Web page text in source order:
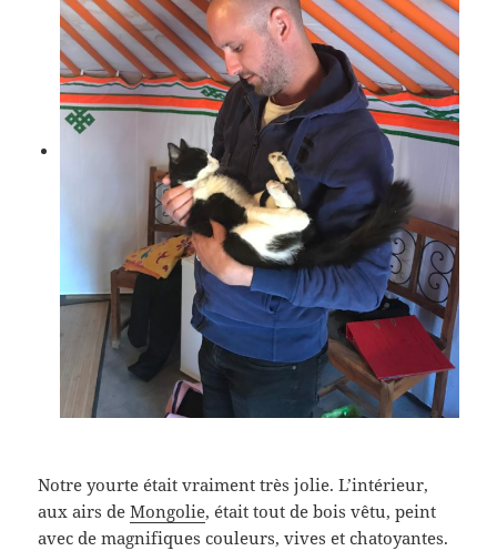
Notre yourte était vraiment très jolie. L’intérieur,
aux airs deMongolie, était tout de bois vêtu, peint
avec de magnifiques couleurs, vives et chatoyantes.